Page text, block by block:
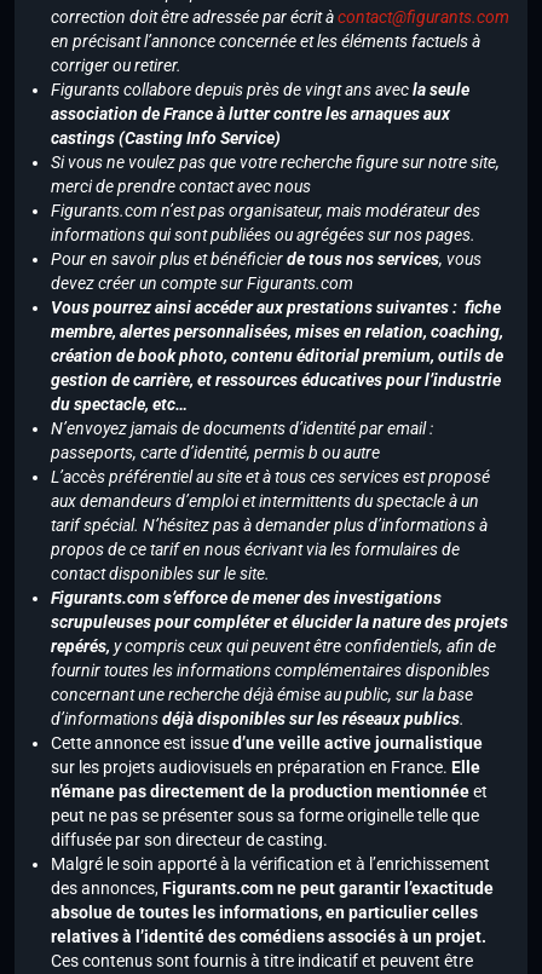
correction doit être adressée par écrit àcontact@figurants.com
en précisant l’annonce concernée et les éléments factuels à
corriger ou retirer.
Figurants collabore depuis près de vingt ans avecla seule
association de France à lutter contre les arnaques aux
castings (Casting Info Service)
Si vous ne voulez pas que votre recherche figure sur notre site,
merci de prendre contact avec nous
Figurants.com n’est pas organisateur, mais modérateur des
informations qui sont publiées ou agrégées sur nos pages.
Pour en savoir plus et bénéficierde tous nos services, vous
devez créer un compte sur Figurants.com
Vous pourrez ainsi accéder aux prestations suivantes : fiche
membre, alertes personnalisées, mises en relation, coaching,
création de book photo, contenu éditorial premium, outils de
gestion de carrière, et ressources éducatives pour l’industrie
du spectacle, etc…
N’envoyez jamais de documents d’identité par email :
passeports, carte d’identité, permis b ou autre
L’accès préférentiel au site et à tous ces services est proposé
aux demandeurs d’emploi et intermittents du spectacle à un
tarif spécial. N’hésitez pas à demander plus d’informations à
propos de ce tarif en nous écrivant via les formulaires de
contact disponibles sur le site.
Figurants.com s’efforce de mener des investigations
scrupuleuses pour compléter et élucider la nature des projets
repérés, y compris ceux qui peuvent être confidentiels, afin de
fournir toutes les informations complémentaires disponibles
concernant une recherche déjà émise au public, sur la base
d’informationsdéjà disponibles sur les réseaux publics.
Cette annonce est issued’une veille active journalistique
sur les projets audiovisuels en préparation en France. Elle
n’émane pas directement de la production mentionnéeet
peut ne pas se présenter sous sa forme originelle telle que
diffusée par son directeur de casting.
Malgré le soin apporté à la vérification et à l’enrichissement
des annonces,Figurants.com ne peut garantir l’exactitude
absolue de toutes les informations, en particulier celles
relatives à l’identité des comédiens associés à un projet.
Ces contenus sont fournis à titre indicatif et peuvent être